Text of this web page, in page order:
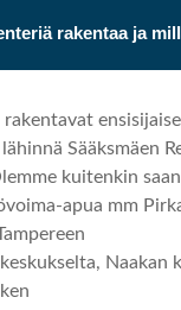
rakentaa ja
Sääksmäen
kuitenkin
apua mm
Naakan